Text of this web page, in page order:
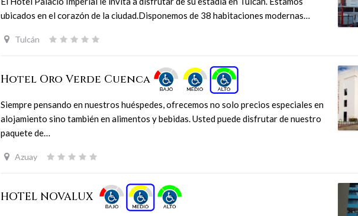
ubicados en el corazón de la ciudad.Disponemos de 38 habitaciones modernas…
Tulcán
Hotel Oro Verde Cuenca
Siempre pensando en nuestros huéspedes, ofrecemos no solo precios especiales en
alojamiento sino también en alimentos y bebidas. Usted puede disfrutar de nuestro
paquete de…
Azuay
HOTEL NOVALUX